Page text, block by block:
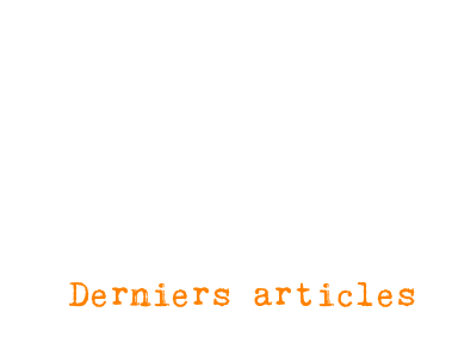
Derniers articles